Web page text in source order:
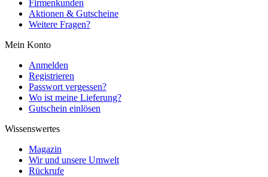
Firmenkunden
Aktionen & Gutscheine
Weitere Fragen?
Mein Konto
Anmelden
Registrieren
Passwort vergessen?
Wo ist meine Lieferung?
Gutschein einlösen
Wissenswertes
Magazin
Wir und unsere Umwelt
Rückrufe